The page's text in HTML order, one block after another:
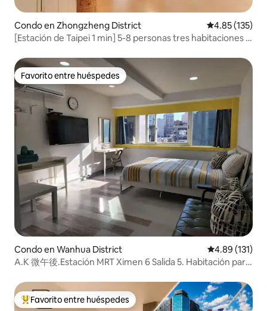
Condo en Zhongzheng District Calificación
4.85 (135)
[Estación de Taipei 1 min] 5-8 personas tres habitaciones y
Tamsui
Favorito entre huéspedes
Favorito entre huéspedes
Condo en Wanhua District Calificación
4.89 (131)
A.K 微午後.Estación MRT Ximen 6 Salida 5. Habitación para
Favorito entre huéspedes preferido
Favorito entre huéspedes